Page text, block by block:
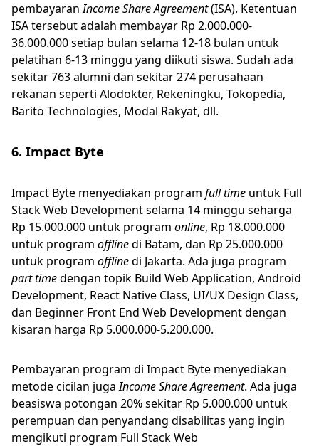
pembayaranIncome Share Agreement(ISA). Ketentuan
ISA tersebut adalah membayar Rp 2.000.000-
36.000.000 setiap bulan selama 12-18 bulan untuk
pelatihan 6-13 minggu yang diikuti siswa. Sudah ada
sekitar 763 alumni dan sekitar 274 perusahaan
rekanan seperti Alodokter, Rekeningku, Tokopedia,
Barito Technologies, Modal Rakyat, dll.
6. Impact Byte
Impact Byte menyediakan program full time untuk Full
Stack Web Development selama 14 minggu seharga
Rp 15.000.000 untuk program online, Rp 18.000.000
untuk program offlinedi Batam, dan Rp 25.000.000
untuk program offlinedi Jakarta. Ada juga program
part timedengan topik Build Web Application, Android
Development, React Native Class, UI/UX Design Class,
dan Beginner Front End Web Development dengan
kisaran harga Rp 5.000.000-5.200.000.
Pembayaran program di Impact Byte menyediakan
metode cicilan jugaIncome Share Agreement. Ada juga
beasiswa potongan 20% sekitar Rp 5.000.000 untuk
perempuan dan penyandang disabilitas yang ingin
mengikuti program Full Stack Web